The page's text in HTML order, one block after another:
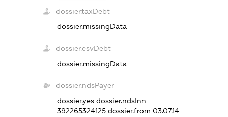
dossier.taxDebt
dossier.missingData
dossier.esvDebt
dossier.missingData
dossier.ndsPayer
dossier.yesdossier.ndsInn
392265324125dossier.from 03.07.14